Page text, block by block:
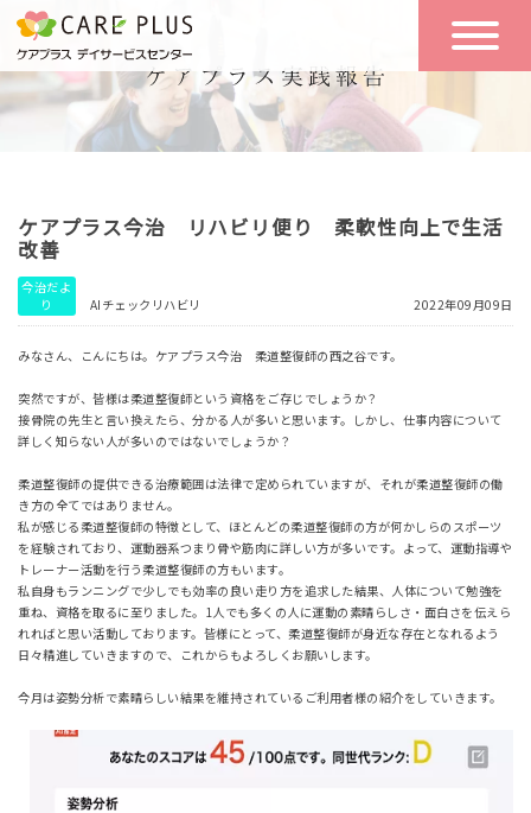
こんな方に
おすすめ
一日の流れ
一日体験
空き状況
実践報告
リクルート
お問い合わせ
ケアプラス今治 リハビリ便り 柔軟性向上で生活
改善
今治だよ
り
AIチェックリハビリ 2022年09月09日
みなさん、こんにちは。ケアプラス今治 柔道整復師の西之谷です。
突然ですが、皆様は柔道整復師という資格をご存じでしょうか？
接骨院の先生と言い換えたら、分かる人が多いと思います。しかし、仕事内容について
詳しく知らない人が多いのではないでしょうか？
柔道整復師の提供できる治療範囲は法律で定められていますが、それが柔道整復師の働
き方の全てではありません。
私が感じる柔道整復師の特徴として、ほとんどの柔道整復師の方が何かしらのスポーツ
を経験されており、運動器系つまり骨や筋肉に詳しい方が多いです。よって、運動指導や
トレーナー活動を行う柔道整復師の方もいます。
私自身もランニングで少しでも効率の良い走り方を追求した結果、人体について勉強を
重ね、資格を取るに至りました。1人でも多くの人に運動の素晴らしさ・面白さを伝えら
れればと思い活動しております。皆様にとって、柔道整復師が身近な存在となれるよう
日々精進していきますので、これからもよろしくお願いします。
今月は姿勢分析で素晴らしい結果を維持されているご利用者様の紹介をしていきます。